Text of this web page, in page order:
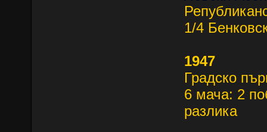
1/4
1947
Градско
6 мача: 2
разлика